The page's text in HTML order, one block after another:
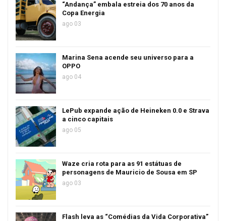
“Andança” embala estreia dos 70 anos da
Copa Energia
ago 03
Marina Sena acende seu universo para a
OPPO
ago 04
LePub expande ação de Heineken 0.0 e Strava
a cinco capitais
ago 05
Waze cria rota para as 91 estátuas de
personagens de Mauricio de Sousa em SP
ago 03
Flash leva as “Comédias da Vida Corporativa”